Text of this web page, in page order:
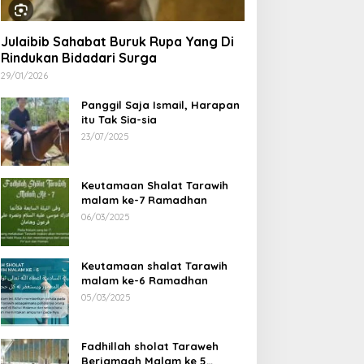
Legends Bengkulu
Tour Fun Football
Di Kerinci Dan
DiIpuh
Ustad Habib Ahmad Al
Habsyi Tabligh Akbar HUT
Julaibib Sahabat Buruk Rupa Yang Di
Rindukan Bidadari Surga
29/01/2026
Panggil Saja Ismail, Harapan
itu Tak Sia-sia
23/07/2025
Keutamaan Shalat Tarawih
malam ke-7 Ramadhan
06/03/2025
Keutamaan shalat Tarawih
malam ke-6 Ramadhan
05/03/2025
Fadhillah sholat Taraweh
Berjamaah Malam ke 5